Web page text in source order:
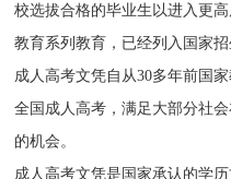
校选拔合格的毕业生以进入更
教育系列教育，已经列入国家招
成人高考文凭自从30多年前国
全国成人高考，满足大部分社
的机会。
成人高考文凭是国家承认的学